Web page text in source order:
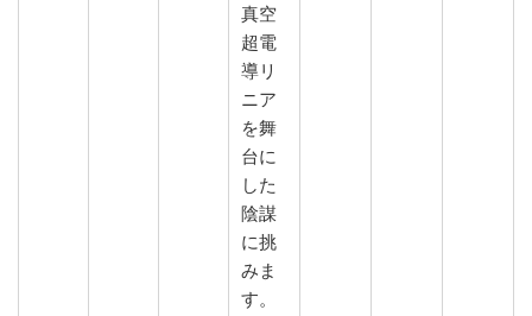
真空
超電
導リ
ニア
を舞
台に
した
陰謀
に挑
みま
す。